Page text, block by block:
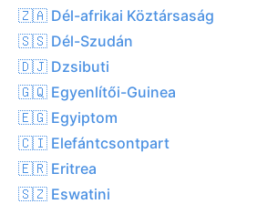
🇿🇦 Dél-afrikai Köztársaság
🇸🇸 Dél-Szudán
🇩🇯 Dzsibuti
🇬🇶 Egyenlítői-Guinea
🇪🇬 Egyiptom
🇨🇮 Elefántcsontpart
🇪🇷 Eritrea
🇸🇿 Eswatini